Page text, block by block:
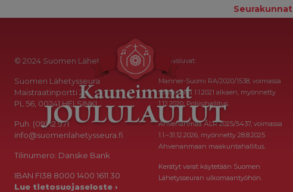
Seurakunnat
© 2024 Suomen Lähetysseura
Suomen Lähetysseura
Maistraatinportti 2a
PL 56, 00241 HELSINKI
Puh. (09) 12 971
info@suomenlahetysseura.fi
Tilinumero: Danske Bank
IBAN FI38 8000 1400 1611 30
Lue tietosuojaseloste ›
Keräysluvat:
Manner-Suomi RA/2020/1538, voimassa
toistaiseksi 1.1.2021 alkaen, myönnetty
1.12.2020, Poliisihallitus.
Ahvenanmaa ÅLR 2025/5437, voimassa
1.1.–31.12.2026, myönnetty 28.8.2025
Ahvenanmaan maakuntahallitus.
Kerätyt varat käytetään Suomen
Lähetysseuran ulkomaantyöhön.